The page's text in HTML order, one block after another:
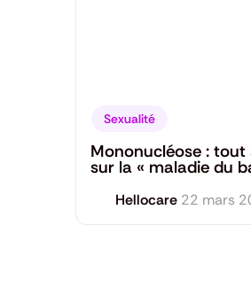
Sexualité
Mononucléose : tout
sur la « maladie du
Hellocare 22 mars